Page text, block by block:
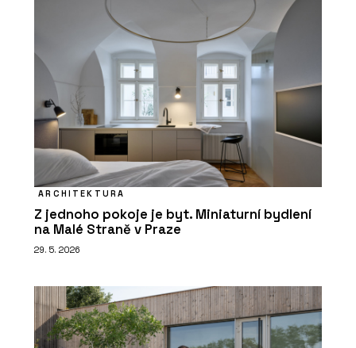
ARCHITEKTURA
Z jednoho pokoje je byt. Miniaturní bydlení
na Malé Straně v Praze
29. 5. 2026